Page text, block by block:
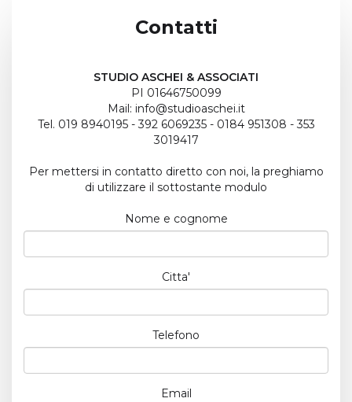
Contatti
STUDIO ASCHEI & ASSOCIATI
PI 01646750099
Mail: info@studioaschei.it
Tel. 019 8940195 - 392 6069235 - 0184 951308 - 353
3019417
Per mettersi in contatto diretto con noi, la preghiamo
di utilizzare il sottostante modulo
Nome e cognome
Citta'
Telefono
Email